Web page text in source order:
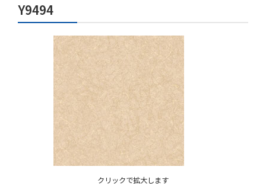
Y9494
クリックで拡大します